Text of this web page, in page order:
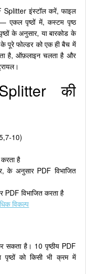
Splitter इंस्टॉल करें, फाइल
एकल पृष्ठों में, कस्टम पृष्ठ
के अनुसार, या बारकोड के
फोल्डर को एक ही बैच में
है, ऑफ़लाइन चलता है और
की
10)
है
के अनुसार PDF विभाजित
PDF विभाजित करता है
विकल्प
सकता है। 10 पृष्ठीय PDF
पृष्ठों को किसी भी क्रम में